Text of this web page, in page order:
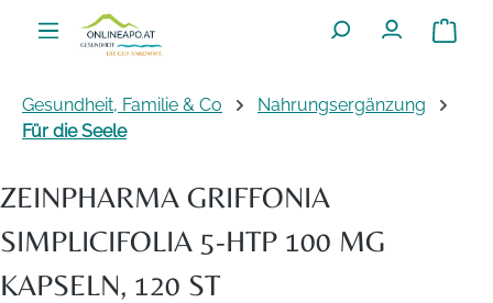
Zum Hauptinhalt springen
Gesundheit, Familie & Co
Nahrungsergänzung
Für die Seele
ZEINPHARMA GRIFFONIA
SIMPLICIFOLIA 5-HTP 100 MG
KAPSELN, 120 ST